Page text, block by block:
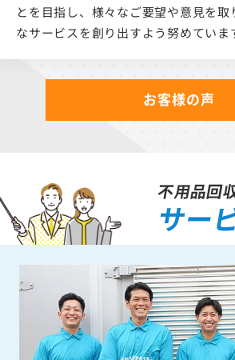
とを目指し、様々なご要望や意見を取
なサービスを創り出すよう努めていま
お客様の声
不用品回
サー